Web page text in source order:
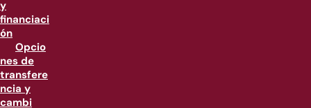
y
financiaci
ón
Opcio
nes de
transfere
ncia y
cambi